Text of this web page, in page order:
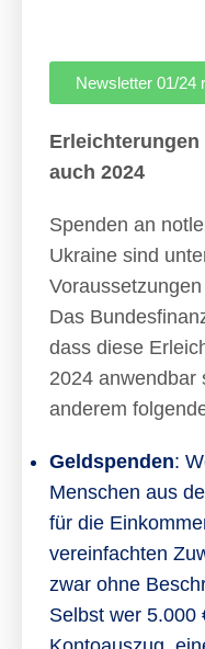
Newsletter 01/24
auch 2024
Spenden an
Ukraine sind
Das
dass diese
2024 anwendbar
anderem
Geldspenden:
Menschen aus
für die
vereinfachten
zwar ohne
Selbst wer 5.000